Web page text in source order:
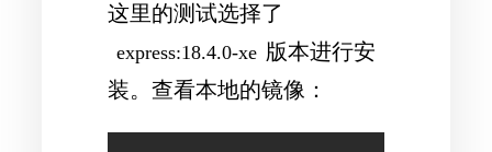
这里的测试选择了
express:18.4.0-xe 版本进行安
装。查看本地的镜像：